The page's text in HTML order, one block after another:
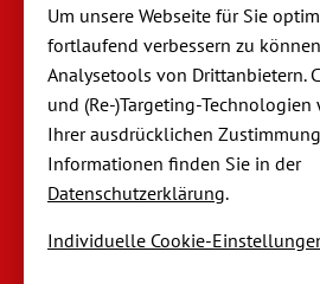
Büro Stendal
Westwall 18
39576 Stendal
03931 520944-0
stendal@dornseifer-personal.de
Um unsere Webseite für Sie
fortlaufend verbessern zu
Analysetools von Dritt­anbietern.
und (Re-)Targeting-
Ihrer ausdrücklichen
Informationen finden Sie in der
Datenschutzerklärung.
Individuelle Cookie-